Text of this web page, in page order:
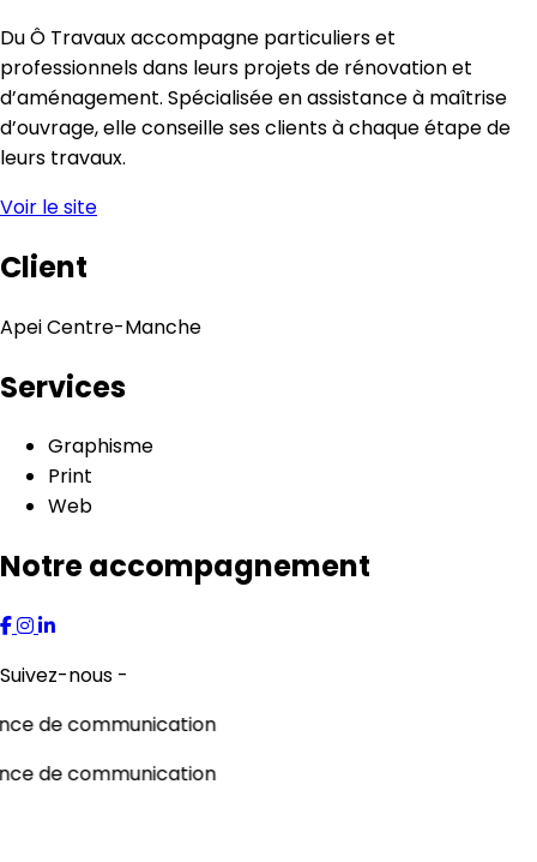
Du Ô Travaux accompagne particuliers et
professionnels dans leurs projets de rénovation et
d’aménagement. Spécialisée en assistance à maîtrise
d’ouvrage, elle conseille ses clients à chaque étape de
leurs travaux.
Voir le site
Client
Apei Centre-Manche
Services
Graphisme
Print
Web
Notre accompagnement
Suivez-nous -
de communication
de communication